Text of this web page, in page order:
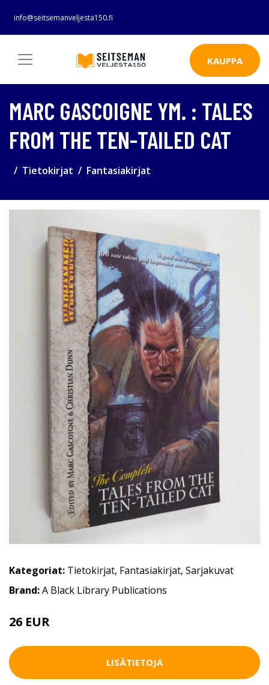
info@seitsemanveljesta150.fi
KAUPPA
MARC GASCOIGNE YM. : TALES
FROM THE TEN-TAILED CAT
Tietokirjat Fantasiakirjat
Kategoriat: Tietokirjat, Fantasiakirjat, Sarjakuvat
Brand:A Black Library Publications
26 EUR
LISÄTIETOJA